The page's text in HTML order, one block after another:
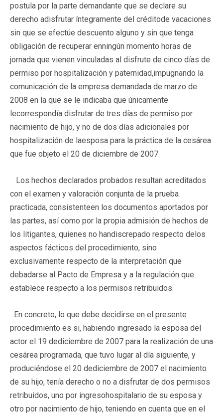
postula por la parte demandante que se declare su
derecho adisfrutar íntegramente del créditode vacaciones
sin que se efectúe descuento alguno y sin que tenga
obligación de recuperar enningún momento horas de
jornada que vienen vinculadas al disfrute de cinco días de
permiso por hospitalización y paternidad,impugnando la
comunicación de la empresa demandada de marzo de
2008 en la que se le indicaba que únicamente
lecorrespondía disfrutar de tres días de permiso por
nacimiento de hijo, y no de dos días adicionales por
hospitalización de laesposa para la práctica de la cesárea
que fue objeto el 20 de diciembre de 2007.
Los hechos declarados probados resultan acreditados
con el examen y valoración conjunta de la prueba
practicada, consistenteen los documentos aportados por
las partes, así como por la propia admisión de hechos de
los litigantes, quienes no handiscrepado respecto delos
aspectos fácticos del procedimiento, sino
exclusivamente respecto de la interpretación que
debadarse al Pacto de Empresa y a la regulación que
establece respecto a los permisos retribuidos.
En concreto, lo que debe decidirse en el presente
procedimiento es si, habiendo ingresado la esposa del
actor el 19 dediciembre de 2007 para la realización de una
cesárea programada, que tuvo lugar al día siguiente, y
produciéndose el 20 dediciembre de 2007 el nacimiento
de su hijo, tenía derecho o no a disfrutar de dos permisos
retribuidos, uno por ingresohospitalario de su esposa y
otro por nacimiento de hijo, teniendo en cuenta que en el